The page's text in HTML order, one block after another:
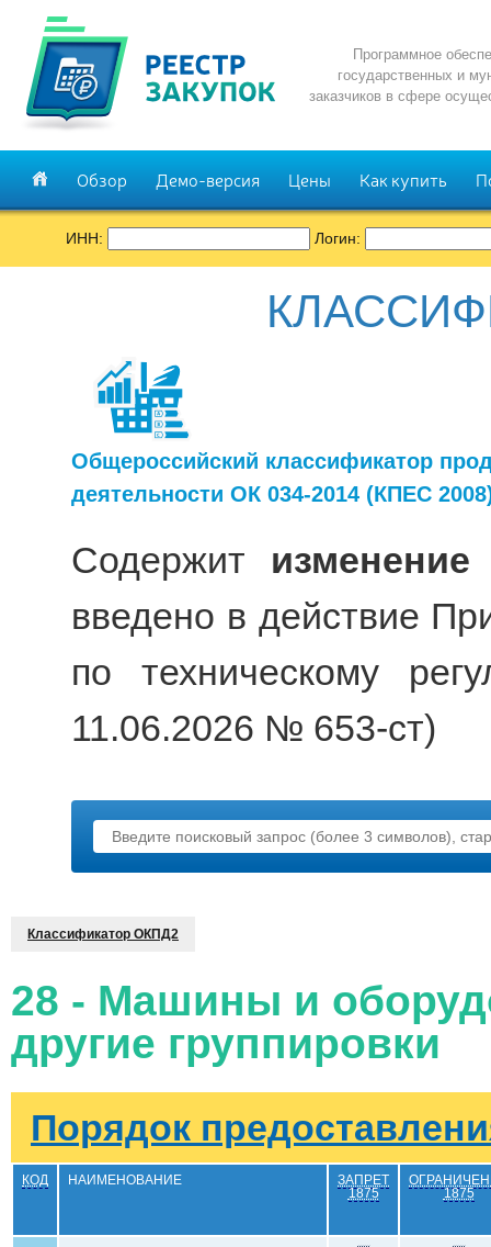
Программное
государственных и
заказчиков в сфере
Обзор Демо-версия Цены Как купить
ИНН: Логин:
Общероссийский классификатор
деятельности ОК 034-2014 (КПЕС
Содержит
введено в действие
по техническому
11.06.2026 № 653-ст)
Классификатор ОКПД2
28 - Машины и
другие группировки
Порядок
КОД НАИМЕНОВАНИЕ
ЗАПРЕТ
1875
1875